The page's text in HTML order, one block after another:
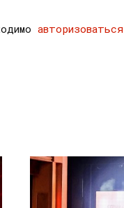
авторизоваться